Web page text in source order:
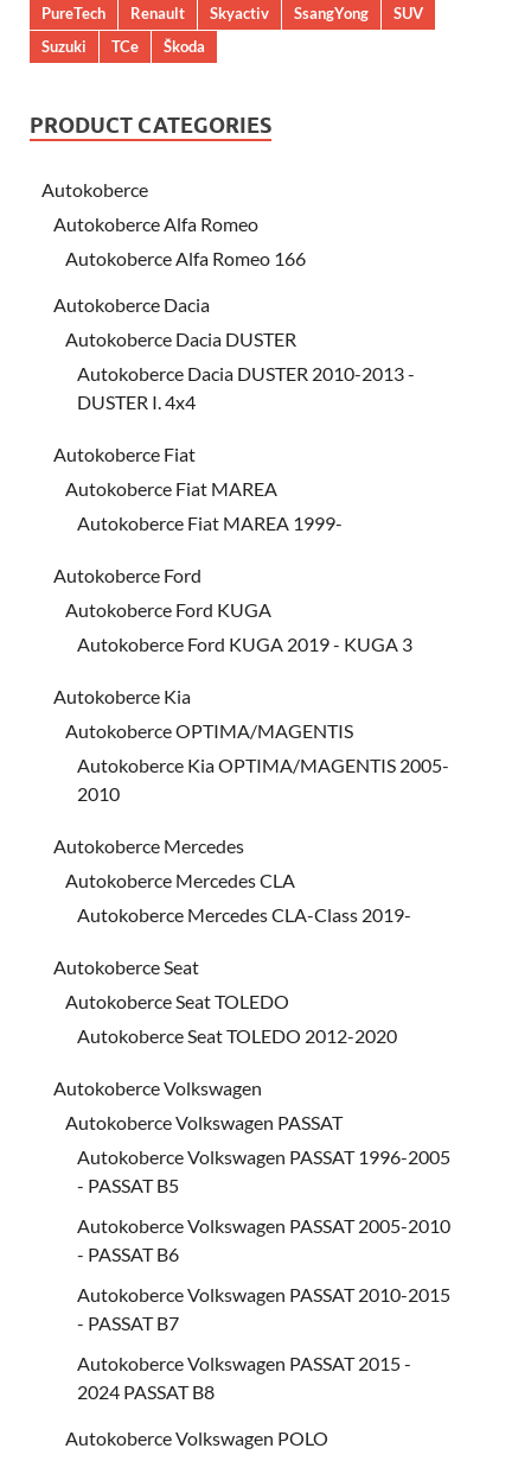
PureTech
Renault Skyactiv SsangYong
SUV
Suzuki
TCe Škoda
PRODUCT CATEGORIES
Autokoberce
Autokoberce Alfa Romeo
Autokoberce Alfa Romeo 166
Autokoberce Dacia
Autokoberce Dacia DUSTER
Autokoberce Dacia DUSTER 2010-2013 -
DUSTER I. 4x4
Autokoberce Fiat
Autokoberce Fiat MAREA
Autokoberce Fiat MAREA 1999-
Autokoberce Ford
Autokoberce Ford KUGA
Autokoberce Ford KUGA 2019 - KUGA 3
Autokoberce Kia
Autokoberce OPTIMA/MAGENTIS
Autokoberce Kia OPTIMA/MAGENTIS 2005-
2010
Autokoberce Mercedes
Autokoberce Mercedes CLA
Autokoberce Mercedes CLA-Class 2019-
Autokoberce Seat
Autokoberce Seat TOLEDO
Autokoberce Seat TOLEDO 2012-2020
Autokoberce Volkswagen
Autokoberce Volkswagen PASSAT
Autokoberce Volkswagen PASSAT 1996-2005
- PASSAT B5
Autokoberce Volkswagen PASSAT 2005-2010
- PASSAT B6
Autokoberce Volkswagen PASSAT 2010-2015
- PASSAT B7
Autokoberce Volkswagen PASSAT 2015 -
2024 PASSAT B8
Autokoberce Volkswagen POLO